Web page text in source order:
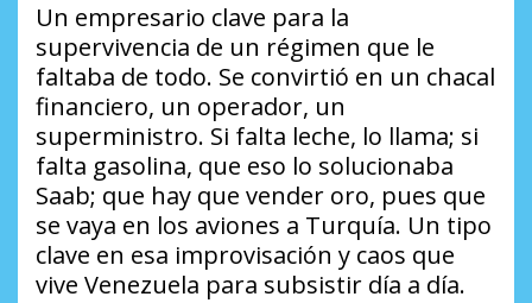
Un empresario clave para la
supervivencia de un régimen que le
faltaba de todo. Se convirtió en un chacal
financiero, un operador, un
superministro. Si falta leche, lo llama; si
falta gasolina, que eso lo solucionaba
Saab; que hay que vender oro, pues que
se vaya en los aviones a Turquía. Un tipo
clave en esa improvisación y caos que
vive Venezuela para subsistir día a día.